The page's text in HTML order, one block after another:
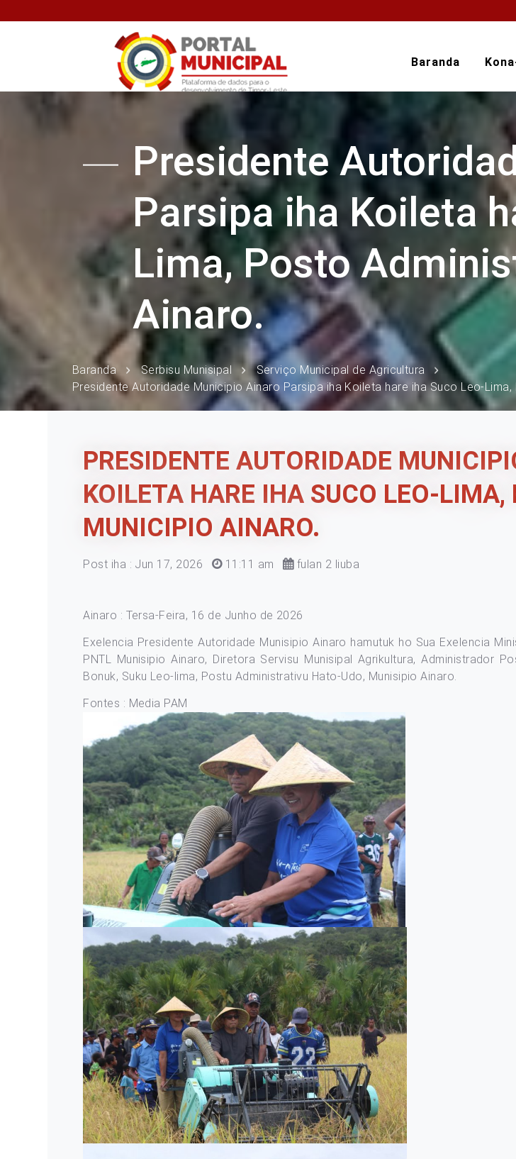
Baranda
Presidente
Parsipa iha Koileta
Lima, Posto
Ainaro.
Baranda Serbisu Munisipal
Serviço Municipal de Agricultura
Presidente Autoridade Municipio Ainaro Parsipa iha Koileta hare iha Suco Leo-
PRESIDENTE AUTORIDADE
KOILETA HARE IHA SUCO LEO-
MUNICIPIO AINARO.
Post iha : Jun 17, 2026 11:11 am fulan 2 liuba
Ainaro : Tersa-Feira, 16 de Junho de 2026
Exelencia Presidente Autoridade Munisipio Ainaro hamutuk ho Sua Exelencia
PNTL Munisipio Ainaro, Diretora Servisu Munisipal Agrikultura, Administrador
Bonuk, Suku Leo-lima, Postu Administrativu Hato-Udo, Munisipio Ainaro.
Fontes : Media PAM